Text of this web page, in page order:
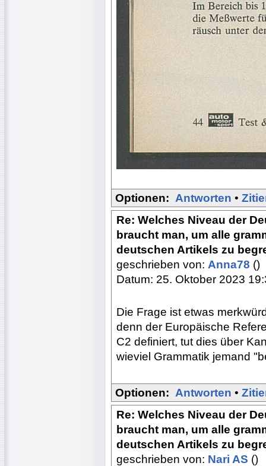
Optionen: Antworten •
Re: Welches Niveau der
braucht man, um alle
deutschen Artikels zu
geschrieben von: Anna78 ()
Datum: 25. Oktober 2023
Die Frage ist etwas
denn der Europäische
C2 definiert, tut dies über
wieviel Grammatik jemand
Optionen: Antworten •
Re: Welches Niveau der
braucht man, um alle
deutschen Artikels zu
geschrieben von: Nari AS ()